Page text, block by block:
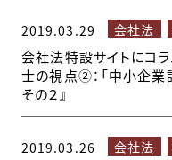
2019.03.29 会社法
会社法特設サイトにコ
士の視点②：「中小企業
その２』
2019.03.26 会社法